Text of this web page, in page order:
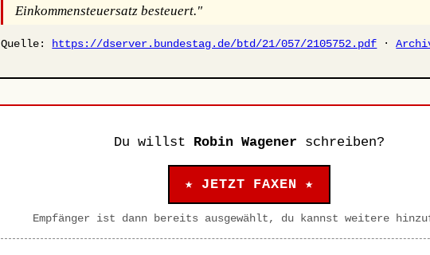
Einkommensteuersatz besteuert."
Quelle: https://dserver.bundestag.de/btd/21/057/2105752.pdf ·
Du willst Robin Wagener schreiben?
★ JETZT FAXEN ★
Empfänger ist dann bereits ausgewählt, du kannst weitere